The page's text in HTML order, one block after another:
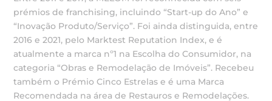
prémios de franchising, incluindo “Start-up do Ano” e
“Inovação Produto/Serviço”. Foi ainda distinguida, entre
2016 e 2021, pelo Marktest Reputation Index, e é
atualmente a marca nº1 na Escolha do Consumidor, na
categoria “Obras e Remodelação de Imóveis”. Recebeu
também o Prémio Cinco Estrelas e é uma Marca
Recomendada na área de Restauros e Remodelações.